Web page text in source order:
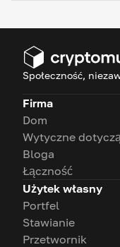
Społeczność,
Firma
Dom
Wytyczne
Bloga
Łączność
Użytek własny
Portfel
Stawianie
Przetwornik